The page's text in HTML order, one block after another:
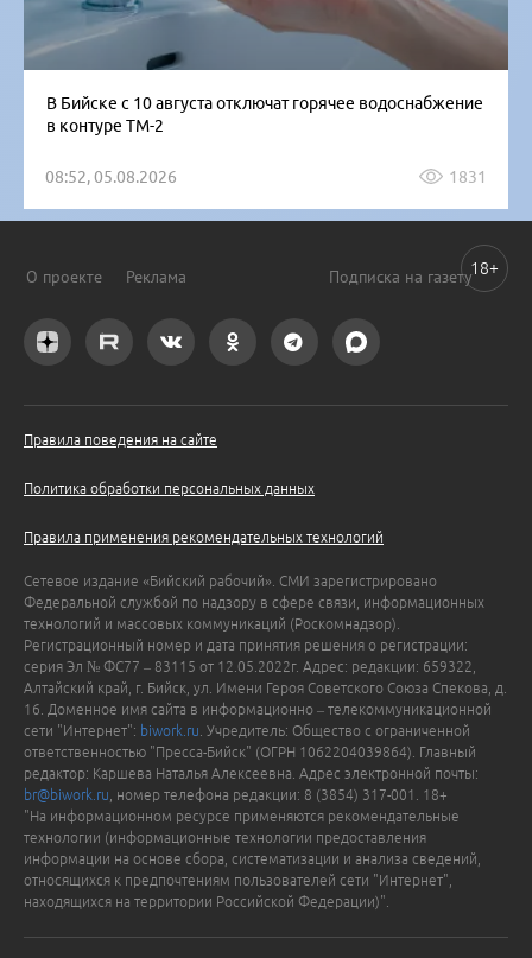
В Бийске с 10 августа отключат горячее водоснабжение
в контуре ТМ-2
08:52, 05.08.2026 1831
О проекте Реклама Подписка на газету
Правила поведения на сайте
Политика обработки персональных данных
Правила применения рекомендательных технологий
Сетевое издание «Бийский рабочий». СМИ зарегистрировано
Федеральной службой по надзору в сфере связи, информационных
технологий и массовых коммуникаций (Роскомнадзор).
Регистрационный номер и дата принятия решения о регистрации:
серия Эл № ФС77 – 83115 от 12.05.2022г. Адрес: редакции: 659322,
Алтайский край, г. Бийск, ул. Имени Героя Советского Союза Спекова, д.
16. Доменное имя сайта в информационно – телекоммуникационной
сети "Интернет": biwork.ru . Учредитель: Общество с ограниченной
ответственностью "Пресса-Бийск" (ОГРН 1062204039864). Главный
редактор: Каршева Наталья Алексеевна. Адрес электронной почты:
br@biwork.ru , номер телефона редакции: 8 (3854) 317-001. 18+
"На информационном ресурсе применяются рекомендательные
технологии (информационные технологии предоставления
информации на основе сбора, систематизации и анализа сведений,
относящихся к предпочтениям пользователей сети "Интернет",
находящихся на территории Российской Федерации)".
18+